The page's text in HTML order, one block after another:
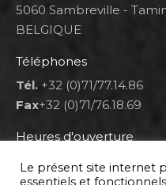
5060 Sambreville -
BELGIQUE
Téléphones
Tél. +32 (0)71/77.14.86
Fax+32 (0)71/76.18.69
Heures d'ouverture
Lun 8h00-12h00 et
Mar au ven 8h00-12h00
Le présent site internet
essentiels et